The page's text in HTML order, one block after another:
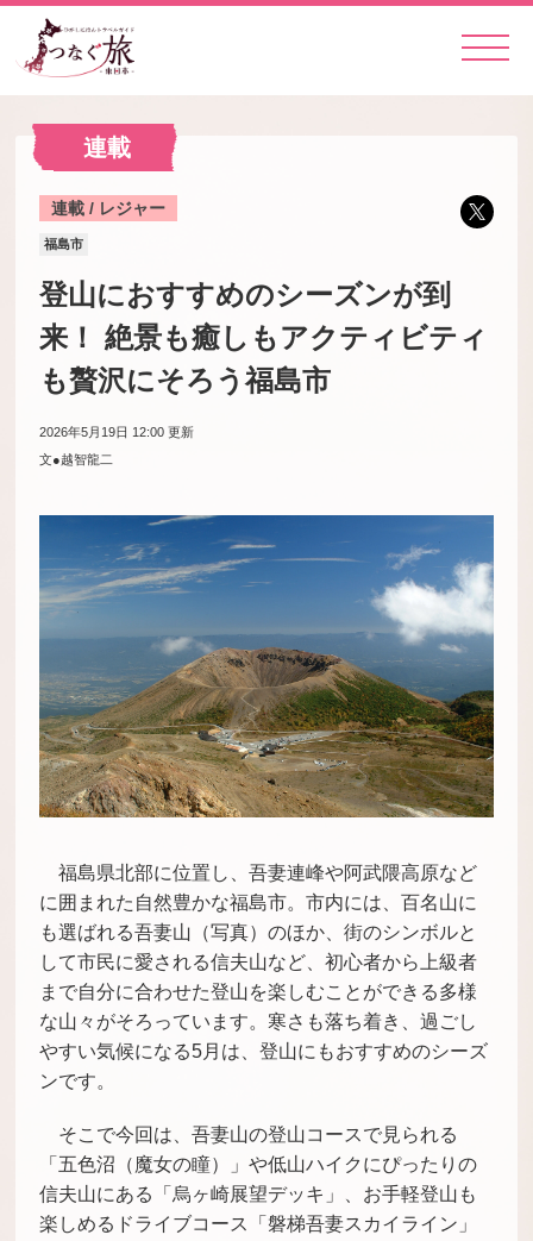
連載
連載 / レジャー
福島市
登山におすすめのシーズンが到
来！ 絶景も癒しもアクティビティ
も贅沢にそろう福島市
2026年5月19日 12:00 更新
文●越智龍二
福島県北部に位置し、吾妻連峰や阿武隈高原など
に囲まれた自然豊かな福島市。市内には、百名山に
も選ばれる吾妻山（写真）のほか、街のシンボルと
して市民に愛される信夫山など、初心者から上級者
まで自分に合わせた登山を楽しむことができる多様
な山々がそろっています。寒さも落ち着き、過ごし
やすい気候になる5月は、登山にもおすすめのシーズ
ンです。
そこで今回は、吾妻山の登山コースで見られる
「五色沼（魔女の瞳）」や低山ハイクにぴったりの
信夫山にある「烏ヶ崎展望デッキ」、お手軽登山も
楽しめるドライブコース「磐梯吾妻スカイライン」